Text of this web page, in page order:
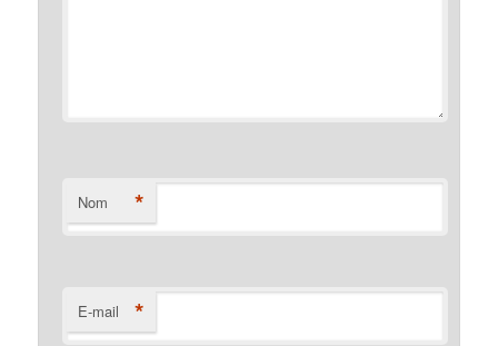
Nom *
E-mail *